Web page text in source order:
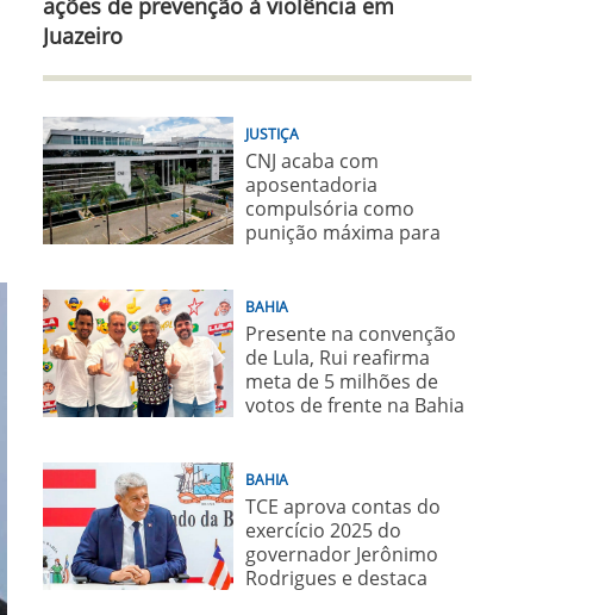
ações de prevenção à violência em
Juazeiro
JUSTIÇA
CNJ acaba com
aposentadoria
compulsória como
punição máxima para
BAHIA
Presente na convenção
de Lula, Rui reafirma
meta de 5 milhões de
votos de frente na Bahia
BAHIA
TCE aprova contas do
exercício 2025 do
governador Jerônimo
Rodrigues e destaca